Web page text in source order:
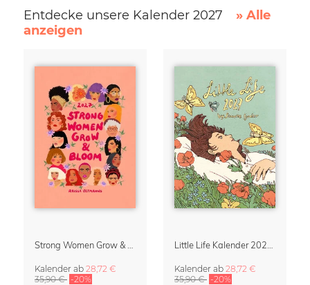
Entdecke unsere Kalender 2027
» Alle
anzeigen
Kalender ab 28,72 €
35,90 € -20%
Kalender ab 28,72 €
35,90 € -20%